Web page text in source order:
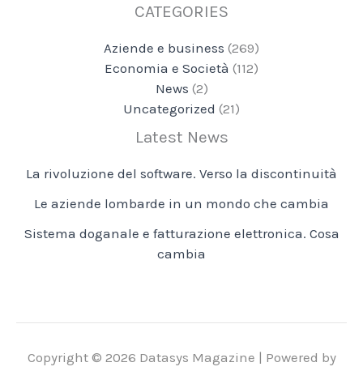
CATEGORIES
Aziende e business (269)
Economia e Società (112)
News (2)
Uncategorized (21)
Latest News
La rivoluzione del software. Verso la discontinuità
Le aziende lombarde in un mondo che cambia
Sistema doganale e fatturazione elettronica. Cosa
cambia
Copyright © 2026 Datasys Magazine | Powered by